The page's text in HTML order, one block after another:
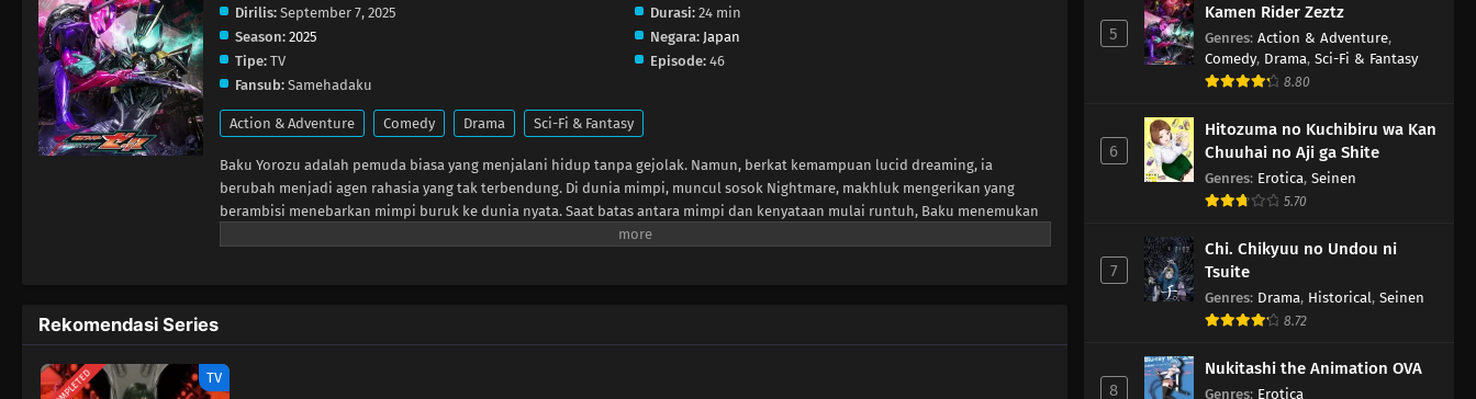
Dirilis: September 7, 2025 Durasi: 24 min
Season: 2025 Negara: Japan
Tipe: TV Episode: 46
Fansub: Samehadaku
Action & Adventure Comedy Drama Sci-Fi & Fantasy
Baku Yorozu adalah pemuda biasa yang menjalani hidup tanpa gejolak. Namun, berkat kemampuan lucid dreaming, ia
berubah menjadi agen rahasia yang tak terbendung. Di dunia mimpi, muncul sosok Nightmare, makhluk mengerikan yang
berambisi menebarkan mimpi buruk ke dunia nyata. Saat batas antara mimpi dan kenyataan mulai runtuh, Baku menemukan
sebuah sabuk misterius yang mengubahnya menjadi Kamen Rider ZEZTZ! Wujudkan mimpimu. Semoga berhasil!
Rekomendasi Series
COMPLETED TV
Eps 19 - Januari 25, 2026
Kamen Rider Zeztz Episode 18
Kamen Rider Zeztz Episode 17
Eps 17 - Januari 25, 2026
Kamen Rider Zeztz Episode 16
Eps 16 - Januari 25, 2026
Kamen Rider Zeztz Episode 15
Eps 15 - Desember 21, 2025
5
Kamen Rider Zeztz
Genres: Action & Adventure,
Comedy, Drama, Sci-Fi & Fantasy
8.80
6
Hitozuma no Kuchibiru wa Kan
Chuuhai no Aji ga Shite
Genres: Erotica, Seinen
5.70
7
Chi. Chikyuu no Undou ni
Tsuite
Genres: Drama, Historical, Seinen
8.72
8
Nukitashi the Animation OVA
Genres: Erotica